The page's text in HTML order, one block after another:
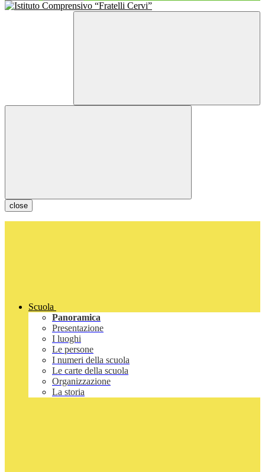
close
Scuola
Panoramica
Presentazione
I luoghi
Le persone
I numeri della scuola
Le carte della scuola
Organizzazione
La storia